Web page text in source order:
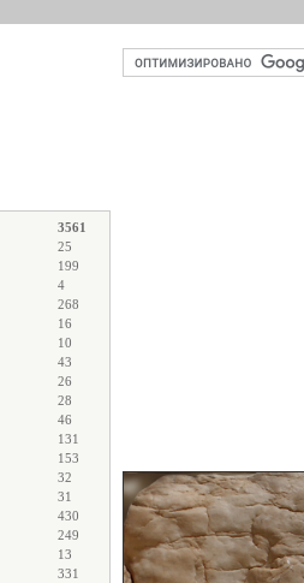
3561
25
199
4
268
16
10
43
26
28
46
131
153
32
31
430
249
13
331